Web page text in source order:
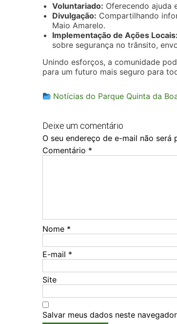
Voluntariado: Oferecendo ajuda
Divulgação: Compartilhando
Maio Amarelo.
Implementação de Ações Locais:
sobre segurança no trânsito,
Unindo esforços, a comunidade
para um futuro mais seguro para
Notícias do Parque Quinta da
Deixe um comentário
O seu endereço de e-mail não será
Comentário *
Nome *
E-mail *
Site
Salvar meus dados neste